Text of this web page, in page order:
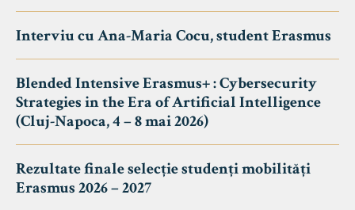
Interviu cu Ana-Maria Cocu, student Erasmus
Blended Intensive Erasmus+ : Cybersecurity
Strategies in the Era of Artificial Intelligence
(Cluj-Napoca, 4 – 8 mai 2026)
Rezultate finale selecție studenți mobilități
Erasmus 2026 – 2027